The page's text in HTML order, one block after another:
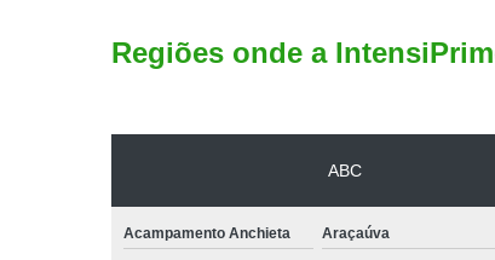
Regiões onde a
ABC
Acampamento Anchieta Araçaúva